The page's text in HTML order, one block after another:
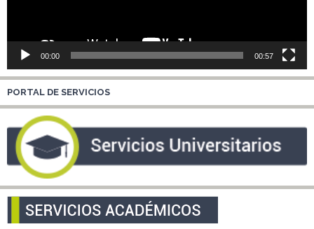
00:00 00:57
PORTAL DE SERVICIOS